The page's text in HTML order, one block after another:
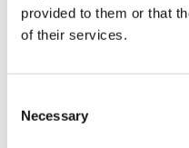
provided to them or that
of their services.
Selection
Necessary
Über uns
Zahlungsplaene